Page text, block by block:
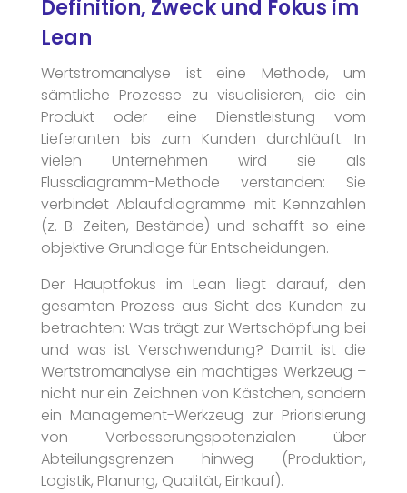
Definition, Zweck und Fokus im
Lean
Wertstromanalyse ist eine Methode, um
sämtliche Prozesse zu visualisieren, die ein
Produkt oder eine Dienstleistung vom
Lieferanten bis zum Kunden durchläuft. In
vielen Unternehmen wird sie als
Flussdiagramm-Methode verstanden: Sie
verbindet Ablaufdiagramme mit Kennzahlen
(z. B. Zeiten, Bestände) und schafft so eine
objektive Grundlage für Entscheidungen.
Der Hauptfokus im Lean liegt darauf, den
gesamten Prozess aus Sicht des Kunden zu
betrachten: Was trägt zur Wertschöpfung bei
und was ist Verschwendung? Damit ist die
Wertstromanalyse ein mächtiges Werkzeug –
nicht nur ein Zeichnen von Kästchen, sondern
ein Management-Werkzeug zur Priorisierung
von Verbesserungspotenzialen über
Abteilungsgrenzen hinweg (Produktion,
Logistik, Planung, Qualität, Einkauf).
Kontakt
Termine